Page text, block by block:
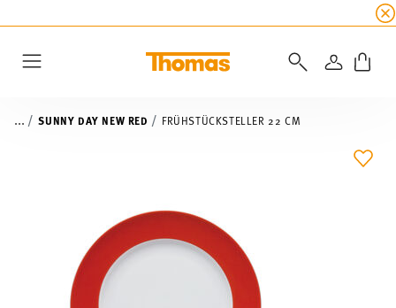
☀️ Bis zu 45% Rabatt auf alle
... SUNNY DAY NEW RED FRÜHSTÜCKSTELLER 22 CM
ADD